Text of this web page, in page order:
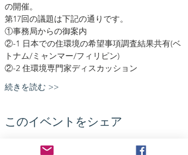
の開催。
第17回の議題は下記の通りです。
①事務局からの御案内
②-1 日本での住環境の希望事項調査結果共有(ベ
トナム/ミャンマー/フィリピン)
②-2 住環境専門家ディスカッション
続きを読む >>
このイベントをシェア